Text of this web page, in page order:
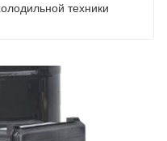
техники